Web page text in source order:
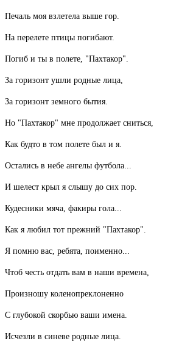
Печаль моя взлетела выше гор.
На перелете птицы погибают.
Погиб и ты в полете, "Пахтакор".
За горизонт ушли родные лица,
За горизонт земного бытия.
Но "Пахтакор" мне продолжает сниться,
Как будто в том полете был и я.
Остались в небе ангелы футбола...
И шелест крыл я слышу до сих пор.
Кудесники мяча, факиры гола...
Как я любил тот прежний "Пахтакор".
Я помню вас, ребята, поименно...
Чтоб честь отдать вам в наши времена,
Произношу коленопреклоненно
С глубокой скорбью ваши имена.
Исчезли в синеве родные лица.